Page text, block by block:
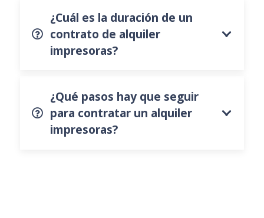
¿Cuál es la duración de un
contrato de alquiler
impresoras?
¿Qué pasos hay que seguir
para contratar un alquiler
impresoras?